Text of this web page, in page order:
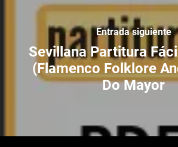
Entrada siguiente
Sevillana Partitura
(Flamenco Folklore
Do Mayor